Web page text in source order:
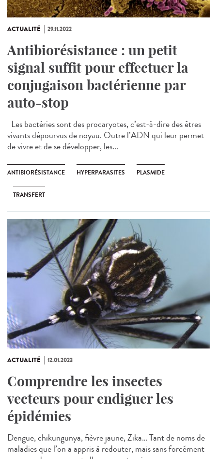
ACTUALITÉ 29.11.2022
Antibiorésistance : un petit
signal suffit pour effectuer la
conjugaison bactérienne par
auto-stop
Les bactéries sont des procaryotes, c’est-à-dire des êtres
vivants dépourvus de noyau. Outre l’ADN qui leur permet
de vivre et de se développer, les...
ANTIBIORÉSISTANCE HYPERPARASITES PLASMIDE
TRANSFERT
ACTUALITÉ 12.01.2023
Comprendre les insectes
vecteurs pour endiguer les
épidémies
Dengue, chikungunya, fièvre jaune, Zika… Tant de noms de
maladies que l’on a appris à redouter, mais sans forcément